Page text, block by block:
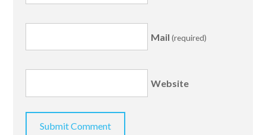
Mail (required)
Website